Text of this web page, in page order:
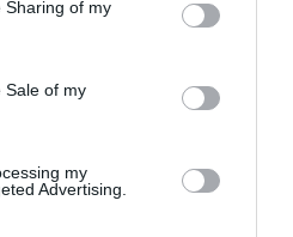
behaviour. You may click to
and its third-party tags to
purposes in below Google
Sharing of my
Sale of my
my
Advertising.
je dok je još topla, ali jednako
Možete je servirati uz jogurt,
salatu.
ili malo šunke. Na taj način svaki
ovog jednostavnog jela i prilagoditi